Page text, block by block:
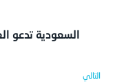
السعودية تدعو